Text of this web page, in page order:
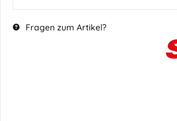
Fragen zum Artikel?